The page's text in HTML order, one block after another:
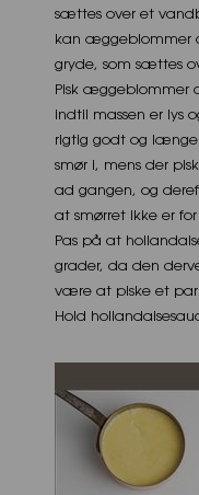
sættes over et
kan æggeblommer
gryde, som sættes
Pisk æggeblommer
indtil massen er lys
rigtig godt og
smør i, mens der
ad gangen, og
at smørret ikke er
Pas på at
grader, da den
være at piske et par
Hold